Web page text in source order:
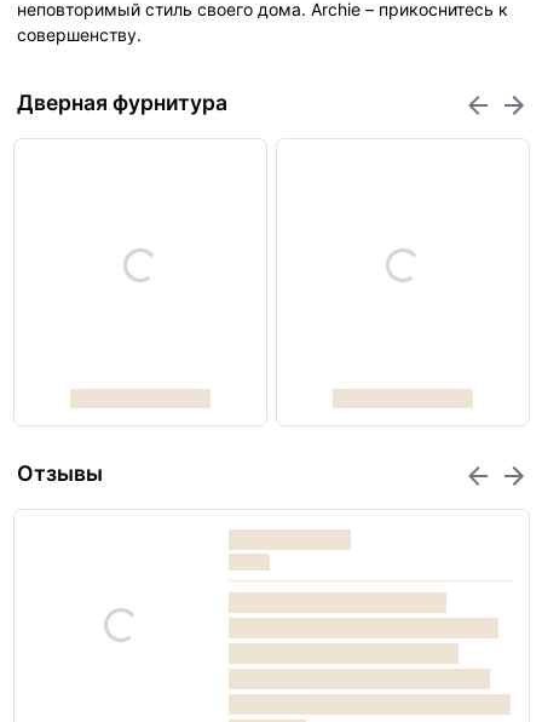
неповторимый стиль своего дома. Archie – прикоснитесь к
совершенству.
Дверная фурнитура
Отзывы